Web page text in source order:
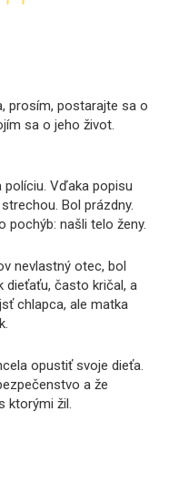
prosím, postarajte sa o
sa o jeho život.
Vďaka popisu
Bol prázdny.
pochýb: našli telo ženy.
nevlastný otec, bol
dieťaťu, často kričal, a
chlapca, ale matka
opustiť svoje dieťa.
a že
ktorými žil.